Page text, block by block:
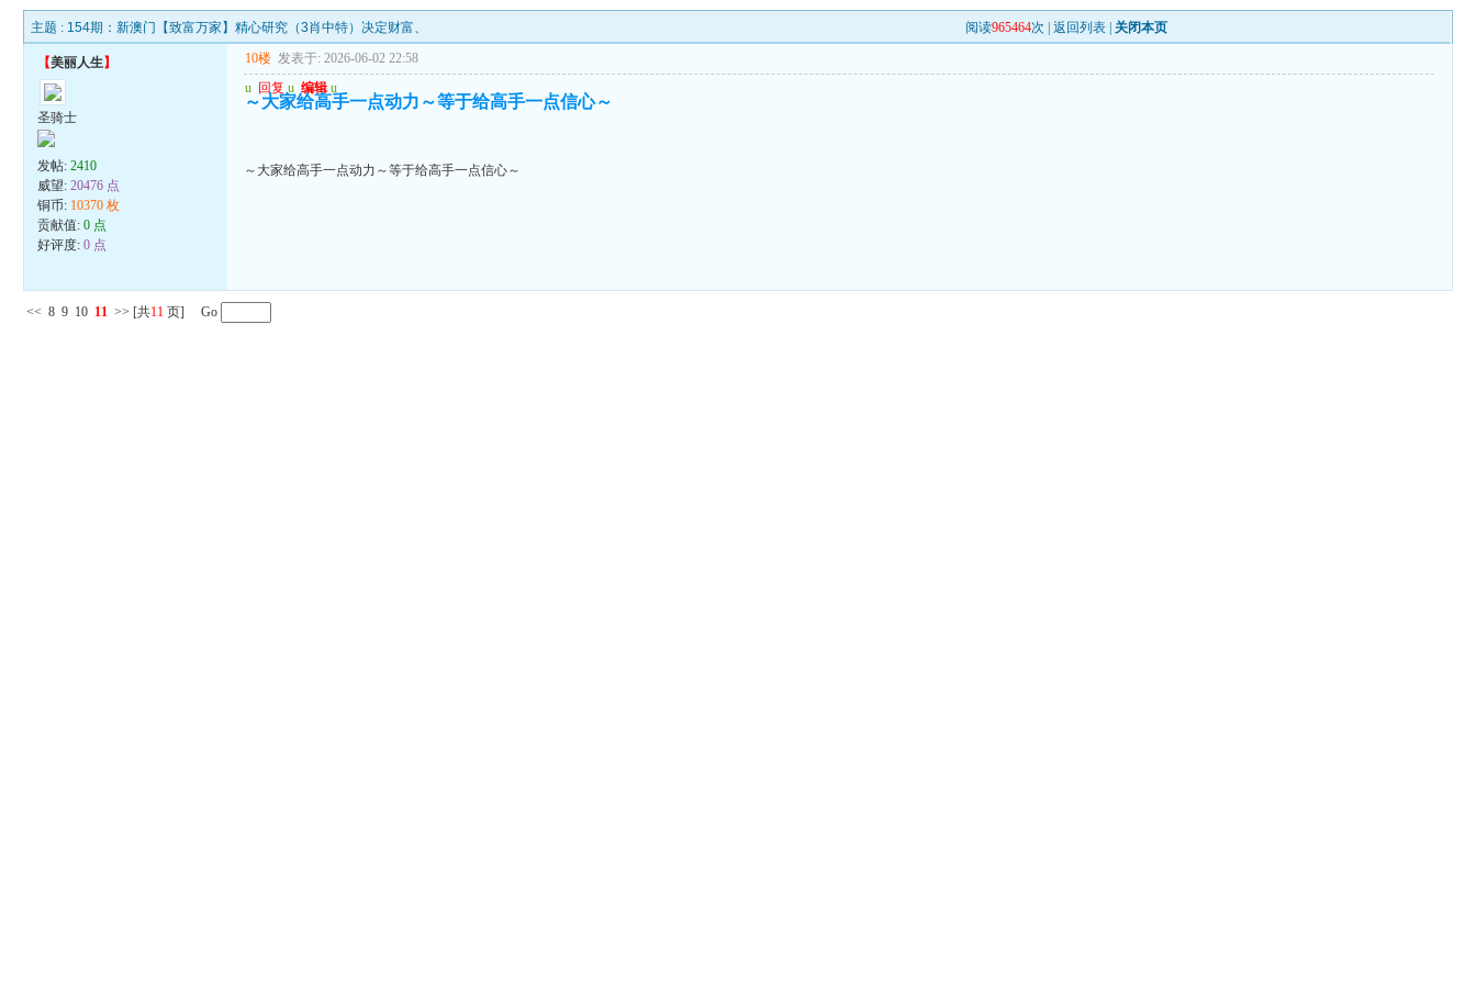
主题 : 154期：新澳门【致富万家】精心研究（3肖中特）决定财富、 阅读965464次 |返回列表 关闭本页
【美丽人生】
圣骑士
发帖:2410
威望:20476 点
铜币: 10370 枚
贡献值:0 点
好评度:0 点
10楼 发表于: 2026-06-02 22:58
u 回复 u 编辑 u
～大家给高手一点动力～等于给高手一点信心～
～大家给高手一点动力～等于给高手一点信心～
<< 8 9 10 11 >> [共11 页] Go